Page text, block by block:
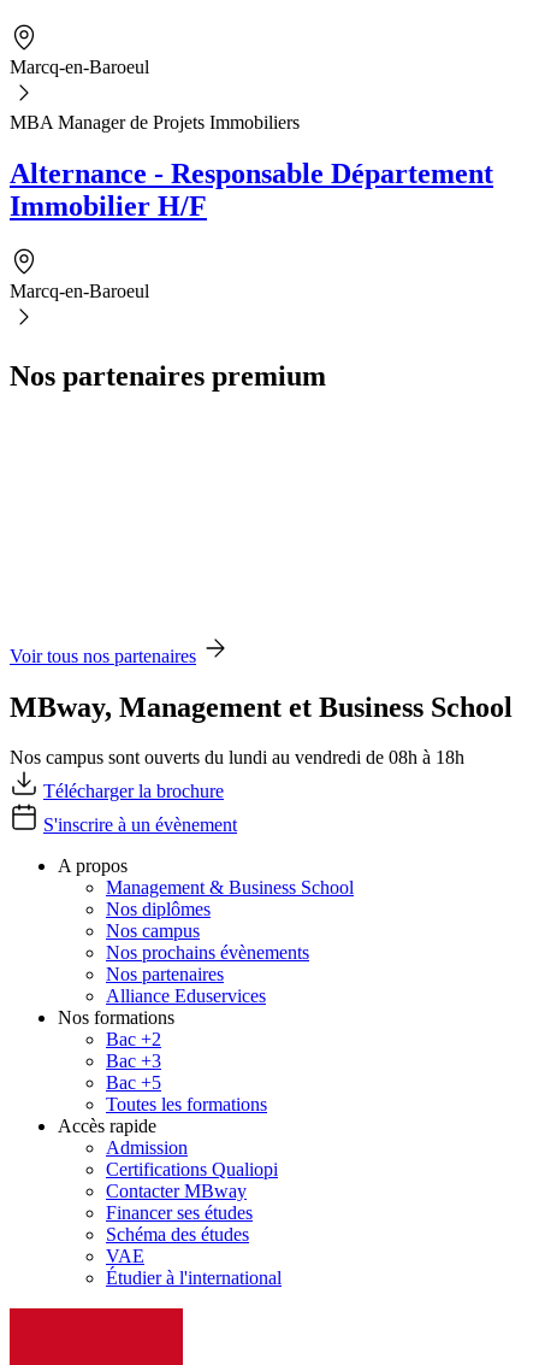
Marcq-en-Baroeul
MBA Manager de Projets Immobiliers
Alternance - Responsable Département
Immobilier H/F
Marcq-en-Baroeul
Nos partenaires premium
Voir tous nos partenaires
MBway, Management et Business School
Nos campus sont ouverts du lundi au vendredi de 08h à 18h
Télécharger la brochure
S'inscrire à un évènement
A propos
Management & Business School
Nos diplômes
Nos campus
Nos prochains évènements
Nos partenaires
Alliance Eduservices
Nos formations
Bac +2
Bac +3
Bac +5
Toutes les formations
Accès rapide
Admission
Certifications Qualiopi
Contacter MBway
Financer ses études
Schéma des études
VAE
Étudier à l'international